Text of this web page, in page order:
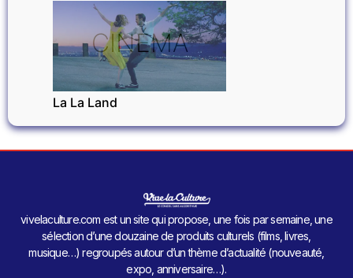
CINÉMA
La La Land
vivelaculture.com est un site qui propose, une fois par semaine, une
sélection d’une douzaine de produits culturels (films, livres,
musique…) regroupés autour d’un thème d’actualité (nouveauté,
expo, anniversaire…).